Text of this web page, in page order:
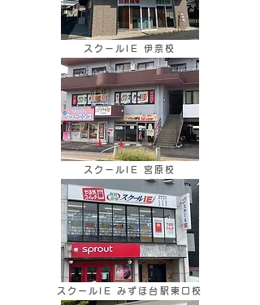
スクールIE 伊奈校
スクールIE 宮原校
スクールIE みずほ台駅東口校